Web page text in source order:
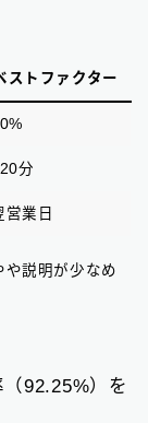
ストファクター
分
営業日
や説明が少なめ
92.25%）を